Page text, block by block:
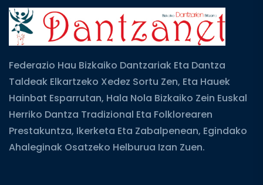
Federazio Hau Bizkaiko Dantzariak Eta Dantza
Taldeak Elkartzeko Xedez Sortu Zen, Eta Hauek
Hainbat Esparrutan, Hala Nola Bizkaiko Zein Euskal
Herriko Dantza Tradizional Eta Folklorearen
Prestakuntza, Ikerketa Eta Zabalpenean, Egindako
Ahaleginak Osatzeko Helburua Izan Zuen.